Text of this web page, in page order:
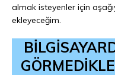
almak isteyenler için
ekleyeceğim.